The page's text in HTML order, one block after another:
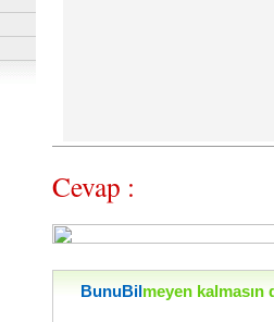
Cevap :
BunuBil meyen kalmasın